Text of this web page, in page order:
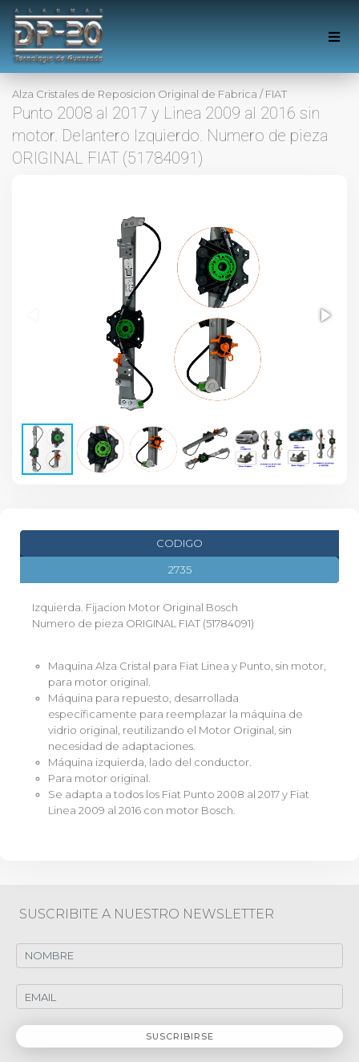
Alza Cristales de Reposicion Original de Fabrica /FIAT
Punto 2008 al 2017 y Linea 2009 al 2016 sin
motor. Delantero Izquierdo. Numero de pieza
ORIGINAL FIAT (51784091)
CODIGO
2735
Izquierda. Fijacion Motor Original Bosch
Numero de pieza ORIGINAL FIAT (51784091)
Maquina Alza Cristal para Fiat Linea y Punto, sin motor,
para motor original.
Máquina para repuesto, desarrollada
específicamente para reemplazar la máquina de
vidrio original, reutilizando el Motor Original, sin
necesidad de adaptaciones.
Máquina izquierda, lado del conductor.
Para motor original.
Se adapta a todos los Fiat Punto 2008 al 2017 y Fiat
Linea 2009 al 2016 con motor Bosch.
SUSCRIBITE A NUESTRO NEWSLETTER